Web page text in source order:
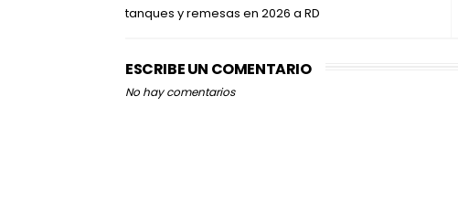
tanques y remesas en 2026 a RD
ESCRIBE UN COMENTARIO
No hay comentarios